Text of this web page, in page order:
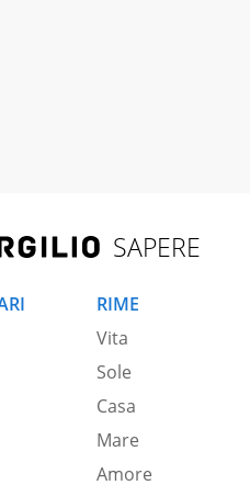
SAPERE
RIME
Vita
Sole
Casa
Mare
Amore